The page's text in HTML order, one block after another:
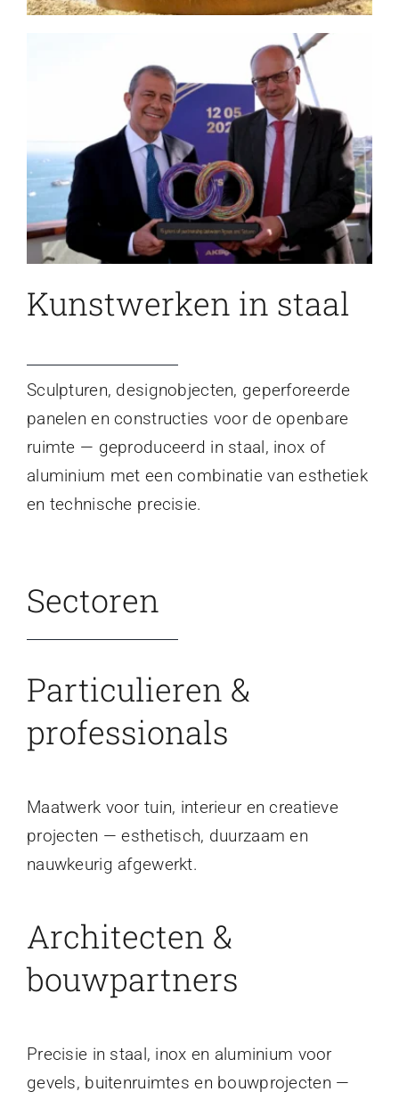
Kunstwerken in staal
Sculpturen, designobjecten, geperforeerde
panelen en constructies voor de openbare
ruimte — geproduceerd in staal, inox of
aluminium met een combinatie van esthetiek
en technische precisie.
Sectoren
Particulieren &
professionals
Maatwerk voor tuin, interieur en creatieve
projecten — esthetisch, duurzaam en
nauwkeurig afgewerkt.
Architecten &
bouwpartners
Precisie in staal, inox en aluminium voor
gevels, buitenruimtes en bouwprojecten —